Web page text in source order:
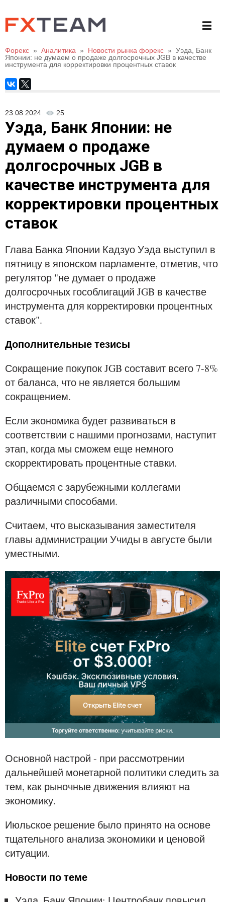
Форекс » Аналитика » Новости рынка форекс » Уэда, Банк
Японии: не думаем о продаже долгосрочных JGB в качестве
инструмента для корректировки процентных ставок
23.08.2024 25
Уэда, Банк Японии: не
думаем о продаже
долгосрочных JGB в
качестве инструмента для
корректировки процентных
ставок
Глава Банка Японии Кадзуо Уэда выступил в
пятницу в японском парламенте, отметив, что
регулятор "не думает о продаже
долгосрочных гособлигаций JGB в качестве
инструмента для корректировки процентных
ставок".
Дополнительные тезисы
Сокращение покупок JGB составит всего 7-8%
от баланса, что не является большим
сокращением.
Если экономика будет развиваться в
соответствии с нашими прогнозами, наступит
этап, когда мы сможем еще немного
скорректировать процентные ставки.
Общаемся с зарубежными коллегами
различными способами.
Считаем, что высказывания заместителя
главы администрации Учиды в августе были
уместными.
Основной настрой - при рассмотрении
дальнейшей монетарной политики следить за
тем, как рыночные движения влияют на
экономику.
Июльское решение было принято на основе
тщательного анализа экономики и ценовой
ситуации.
Новости по теме